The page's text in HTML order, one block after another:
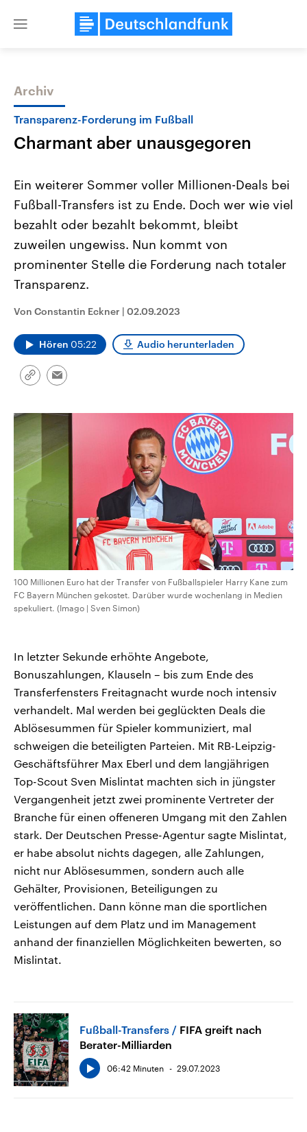
Close
Themen
Landtagswahl Sachsen-Anhalt
2026
Alle Informationen
Sachsen-Anhalt wählt am 6.
September 2026 einen neuen
Landtag. Seit 2021 wird das
Bundesland von einer Koalition aus
CDU, SPD und FDP regiert.-
Wahlprogramme, aktuelle Berichte
und Hintergründe zu den Parteien
Wahl.
USA
Aktuelle Beiträge,
Hintergründe
Wirtschaftlich und
Sendungen Programm Podcasts
Audio-Archiv
Archiv
Transparenz-Forderung im Fußball
Charmant aber unausgegoren
Ein weiterer Sommer voller Millionen-Deals bei
Fußball-Transfers ist zu Ende. Doch wer wie viel
bezahlt oder bezahlt bekommt, bleibt
zuweilen ungewiss. Nun kommt von
prominenter Stelle die Forderung nach totaler
Transparenz.
Von Constantin Eckner | 02.09.2023
Hören 05:22 Audio herunterladen
Link
Email
100 Millionen Euro hat der Transfer von Fußballspieler Harry Kane zum
FC Bayern München gekostet. Darüber wurde wochenlang in Medien
spekuliert. (Imago | Sven Simon)
In letzter Sekunde erhöhte Angebote,
Bonuszahlungen, Klauseln – bis zum Ende des
Transferfensters Freitagnacht wurde noch intensiv
verhandelt. Mal werden bei geglückten Deals die
Ablösesummen für Spieler kommuniziert, mal
schweigen die beteiligten Parteien. Mit RB-Leipzig-
Geschäftsführer Max Eberl und dem langjährigen
Top-Scout Sven Mislintat machten sich in jüngster
Vergangenheit jetzt zwei prominente Vertreter der
Branche für einen offeneren Umgang mit den Zahlen
stark. Der Deutschen Presse-Agentur sagte Mislintat,
er habe absolut nichts dagegen, alle Zahlungen,
nicht nur Ablösesummen, sondern auch alle
Gehälter, Provisionen, Beteiligungen zu
veröffentlichen. Dann könne man die sportlichen
Leistungen auf dem Platz und im Management
anhand der finanziellen Möglichkeiten bewerten, so
Mislintat.
Fußball-Transfers
FIFA greift nach
Berater-Milliarden
06:42 Minuten 29.07.2023